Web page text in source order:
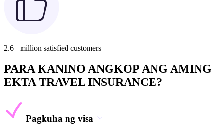
2.6+ million satisfied customers
PARA KANINO ANGKOP ANG AMING
EKTA TRAVEL INSURANCE?
Pagkuha ng visa